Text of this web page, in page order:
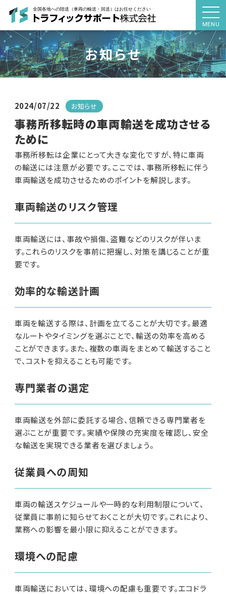
MENU
お知らせ
2024/07/22 お知らせ
事務所移転時の車両輸送を成功させる
ために
事務所移転は企業にとって大きな変化ですが、特に車両
の輸送には注意が必要です。ここでは、事務所移転に伴う
車両輸送を成功させるためのポイントを解説します。
車両輸送のリスク管理
車両輸送には、事故や損傷、盗難などのリスクが伴いま
す。これらのリスクを事前に把握し、対策を講じることが重
要です。
効率的な輸送計画
車両を輸送する際は、計画を立てることが大切です。最適
なルートやタイミングを選ぶことで、輸送の効率を高める
ことができます。また、複数の車両をまとめて輸送すること
で、コストを抑えることも可能です。
専門業者の選定
車両輸送を外部に委託する場合、信頼できる専門業者を
選ぶことが重要です。実績や保険の充実度を確認し、安全
な輸送を実現できる業者を選びましょう。
従業員への周知
車両の輸送スケジュールや一時的な利用制限について、
従業員に事前に知らせておくことが大切です。これにより、
業務への影響を最小限に抑えることができます。
環境への配慮
車両輸送においては、環境への配慮も重要です。エコドラ